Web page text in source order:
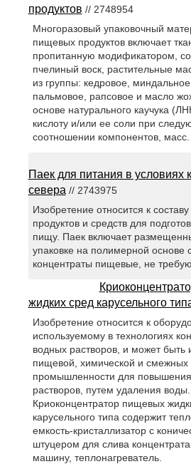
продуктов // 2748954
Многоразовый упаковочный
пищевых продуктов включает
пропитанную модификатором,
пчелиный воск, растительные
из группы: кедровое,
пальмовое, рапсовое и масло
основе натурального каучука
кислоту и/или ее соли при
соотношении компонентов, масс.
Паек для питания в условиях
севера // 2743975
Изобретение относится к
продуктов и средств для
пищу. Паек включает
упаковке на полимерной основе
концентраты пищевые, не
жидких сред карусельного
Изобретение относится к
используемому в технологиях
водных растворов, и может быть
пищевой, химической и смежных
промышленности для
растворов, путем удаления воды.
Криоконцентратор пищевых
карусельного типа содержит
емкость-кристаллизатор с
штуцером для слива
машину, теплонагреватель.